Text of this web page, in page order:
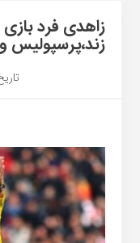
زاهدی فرد
زند،پرسپولیس
تاریخ